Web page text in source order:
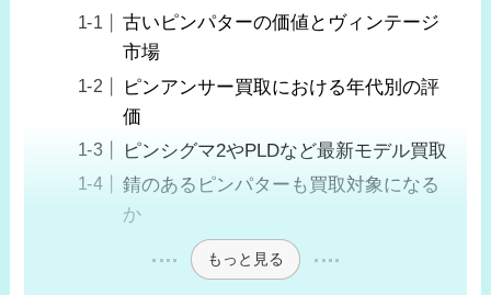
古いピンパターの価値とヴィンテージ
市場
ピンアンサー買取における年代別の評
価
ピンシグマ2やPLDなど最新モデル買取
錆のあるピンパターも買取対象になる
か
もっと見る